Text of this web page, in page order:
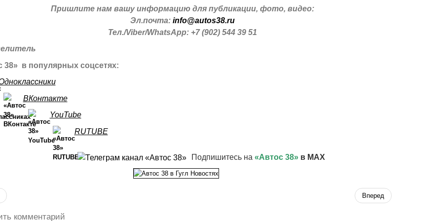
Пришлите нам вашу информацию для публикации, фото, видео:
Эл.почта:info@autos38.ru
Тел./Viber/WhatsApp: +7 (902) 544 39 51
38» в популярных соцсетях:
ВКонтакте
YouTube
RUTUBE
Подпишитесь на «Автос 38» в MAX
Вперед
комментарий